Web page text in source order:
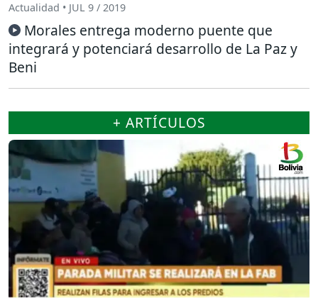
Actualidad • JUL 9 / 2019
Morales entrega moderno puente que
integrará y potenciará desarrollo de La Paz y
Beni
+ ARTÍCULOS